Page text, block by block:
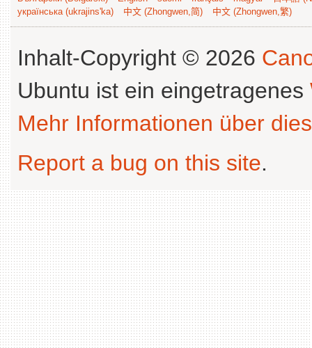
українська (ukrajins'ka)
中文 (Zhongwen,简) 中文 (Zhongwen,繁)
Inhalt-Copyright © 2026
Ubuntu ist ein eingetragenes
Mehr Informationen über
Report a bug on this site.